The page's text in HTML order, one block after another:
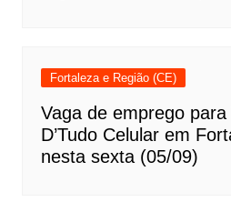
Fortaleza e Região (CE)
Vaga de emprego
D’Tudo Celular em
nesta sexta (05/09)